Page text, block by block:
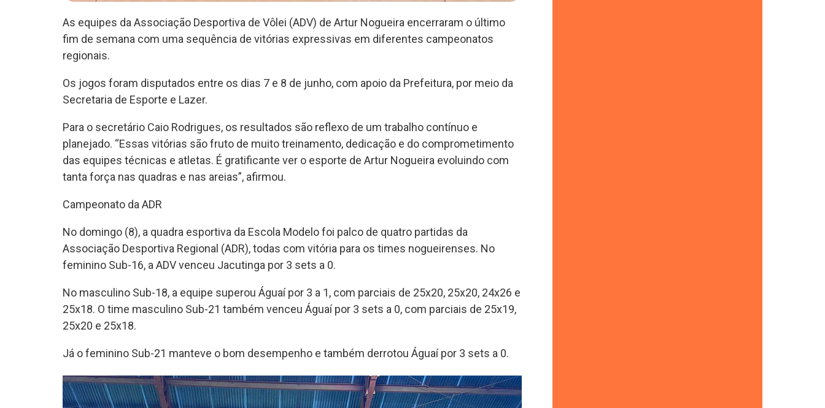
As equipes da Associação Desportiva de Vôlei (ADV) de Artur Nogueira encerraram o último
fim de semana com uma sequência de vitórias expressivas em diferentes campeonatos
regionais.
Os jogos foram disputados entre os dias 7 e 8 de junho, com apoio da Prefeitura, por meio da
Secretaria de Esporte e Lazer.
Para o secretário Caio Rodrigues, os resultados são reflexo de um trabalho contínuo e
planejado. “Essas vitórias são fruto de muito treinamento, dedicação e do comprometimento
das equipes técnicas e atletas. É gratificante ver o esporte de Artur Nogueira evoluindo com
tanta força nas quadras e nas areias”, afirmou.
Campeonato da ADR
No domingo (8), a quadra esportiva da Escola Modelo foi palco de quatro partidas da
Associação Desportiva Regional (ADR), todas com vitória para os times nogueirenses. No
feminino Sub-16, a ADV venceu Jacutinga por 3 sets a 0.
No masculino Sub-18, a equipe superou Águaí por 3 a 1, com parciais de 25x20, 25x20, 24x26 e
25x18. O time masculino Sub-21 também venceu Águaí por 3 sets a 0, com parciais de 25x19,
25x20 e 25x18.
Já o feminino Sub-21 manteve o bom desempenho e também derrotou Águaí por 3 sets a 0.